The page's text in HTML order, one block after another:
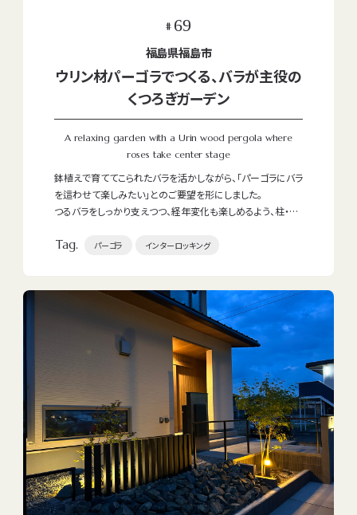
FUKUSHIMA SHOP
KORIYAMA SHOP
Webでお問い合わせ
0120-462-883
10:00~18:00 水曜定休
# 69
福島県福島市
ウリン材パーゴラでつくる、バラが主役の
くつろぎガーデン
A relaxing garden with a Urin wood pergola where
roses take center stage
鉢植えで育ててこられたバラを活かしながら、「パーゴラにバラ
を這わせて楽しみたい」とのご要望を形にしました。
つるバラをしっかり支えつつ、経年変化も楽しめるよう、柱・梁
に優れ、基本的に塗装が不要なため、天然木ならではの風合
役となるゾーンをつくりました。
作業は、バラへの負担を抑えるために休眠期のタイミングで
移植・誘引を実施。根の状態や枝ぶりを確認しながら、今後の
成長も見据えてレイアウトしています。
Tag. パーゴラ インターロッキング